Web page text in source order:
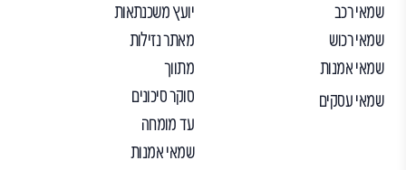
שמאי רכב
שמאי רכוש
שמאי אמנות
שמאי עסקים
יועץ משכנתאות
מאתר נזילות
מתווך
סוקר סיכונים
עד מומחה
שמאי אמנות